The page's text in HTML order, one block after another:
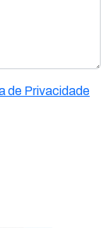
de Privacidade